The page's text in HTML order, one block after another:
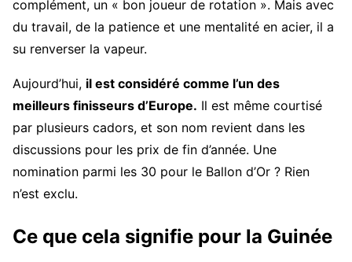
complément, un « bon joueur de rotation ». Mais avec
du travail, de la patience et une mentalité en acier, il a
su renverser la vapeur.
Aujourd’hui, il est considéré comme l’un des
meilleurs finisseurs d’Europe. Il est même courtisé
par plusieurs cadors, et son nom revient dans les
discussions pour les prix de fin d’année. Une
nomination parmi les 30 pour le Ballon d’Or ? Rien
n’est exclu.
Ce que cela signifie pour la Guinée